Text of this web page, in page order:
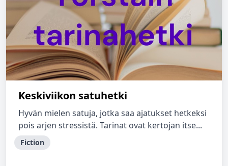
Keskiviikon satuhetki
Hyvän mielen satuja, jotka saa ajatukset hetkeksi
pois arjen stressistä. Tarinat ovat kertojan itse...
Fiction